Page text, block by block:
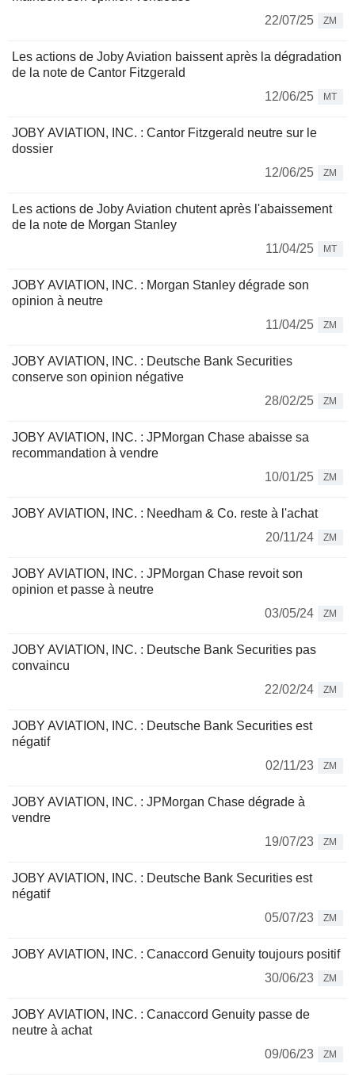
22/07/25
ZM
Les actions de Joby Aviation baissent après la dégradation
de la note de Cantor Fitzgerald
12/06/25
MT
JOBY AVIATION, INC. : Cantor Fitzgerald neutre sur le
dossier
12/06/25
ZM
Les actions de Joby Aviation chutent après l'abaissement
de la note de Morgan Stanley
11/04/25
MT
JOBY AVIATION, INC. : Morgan Stanley dégrade son
opinion à neutre
11/04/25
ZM
JOBY AVIATION, INC. : Deutsche Bank Securities
conserve son opinion négative
28/02/25
ZM
JOBY AVIATION, INC. : JPMorgan Chase abaisse sa
recommandation à vendre
10/01/25
ZM
JOBY AVIATION, INC. : Needham & Co. reste à l'achat
20/11/24
ZM
JOBY AVIATION, INC. : JPMorgan Chase revoit son
opinion et passe à neutre
03/05/24
ZM
JOBY AVIATION, INC. : Deutsche Bank Securities pas
convaincu
22/02/24
ZM
JOBY AVIATION, INC. : Deutsche Bank Securities est
négatif
02/11/23
ZM
JOBY AVIATION, INC. : JPMorgan Chase dégrade à
vendre
19/07/23
ZM
JOBY AVIATION, INC. : Deutsche Bank Securities est
négatif
05/07/23
ZM
JOBY AVIATION, INC. : Canaccord Genuity toujours positif
30/06/23
ZM
JOBY AVIATION, INC. : Canaccord Genuity passe de
neutre à achat
09/06/23
ZM